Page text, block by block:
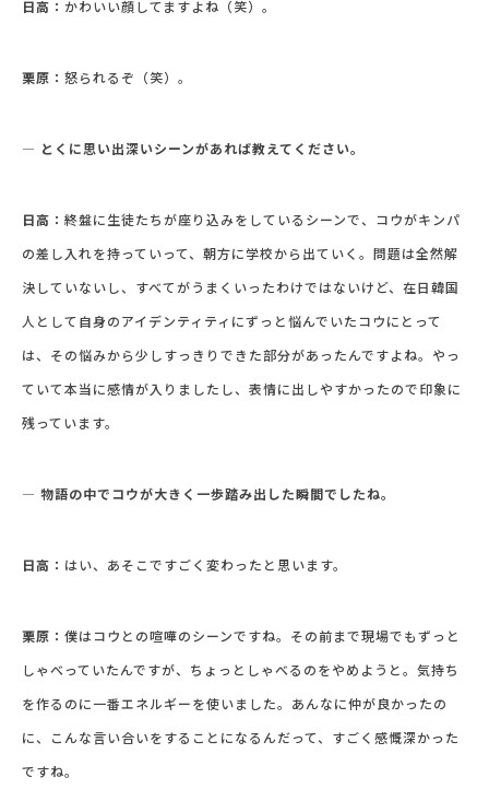
日高： かわいい顔してますよね（笑）。
栗原： 怒られるぞ（笑）。
― とくに思い出深いシーンがあれば教えてください。
日高： 終盤に生徒たちが座り込みをしているシーンで、コウがキンパ
の差し入れを持っていって、朝方に学校から出ていく。問題は全然解
決していないし、すべてがうまくいったわけではないけど、在日韓国
人として自身のアイデンティティにずっと悩んでいたコウにとって
は、その悩みから少しすっきりできた部分があったんですよね。やっ
ていて本当に感情が入りましたし、表情に出しやすかったので印象に
残っています。
― 物語の中でコウが大きく一歩踏み出した瞬間でしたね。
日高： はい、あそこですごく変わったと思います。
栗原： 僕はコウとの喧嘩のシーンですね。その前まで現場でもずっと
しゃべっていたんですが、ちょっとしゃべるのをやめようと。気持ち
を作るのに一番エネルギーを使いました。あんなに仲が良かったの
に、こんな言い合いをすることになるんだって、すごく感慨深かった
ですね。